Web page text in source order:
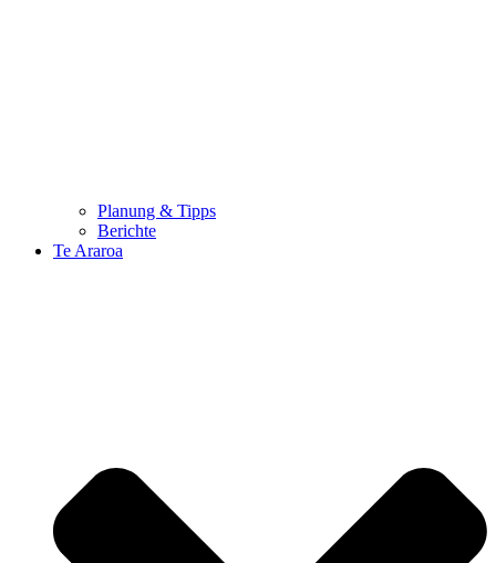
Planung & Tipps
Berichte
Te Araroa